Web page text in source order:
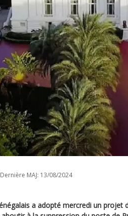
Dernière MAJ: 13/08/2024
a adopté mercredi un projet